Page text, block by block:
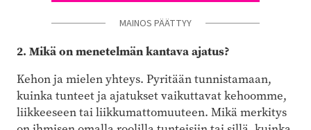
MAINOS PÄÄTTYY
2. Mikä on menetelmän kantava ajatus?
Kehon ja mielen yhteys. Pyritään tunnistamaan,
kuinka tunteet ja ajatukset vaikuttavat kehoomme,
liikkeeseen tai liikkumattomuuteen. Mikä merkitys